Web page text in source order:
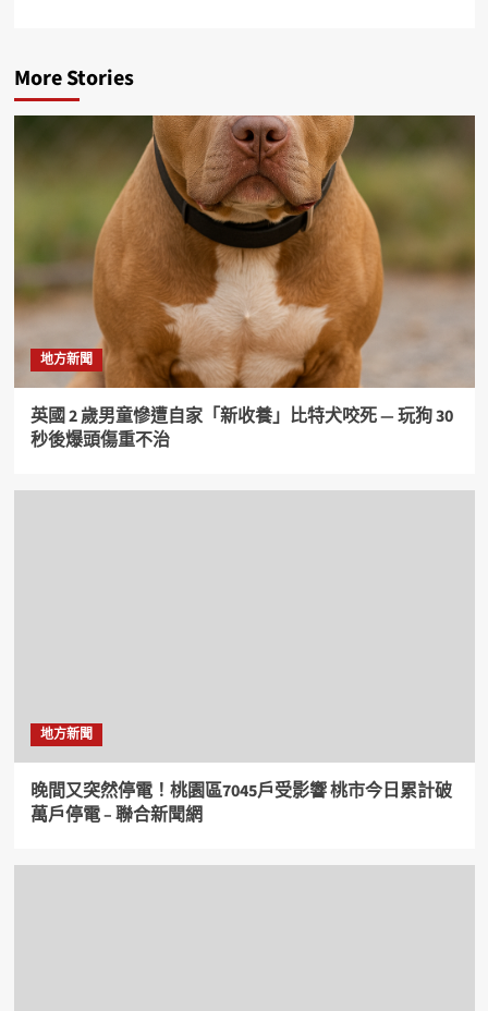
More Stories
地方新聞
英國 2 歲男童慘遭自家「新收養」比特犬咬死 — 玩狗 30
秒後爆頭傷重不治
地方新聞
晚間又突然停電！桃園區7045戶受影響 桃市今日累計破
萬戶停電 – 聯合新聞網